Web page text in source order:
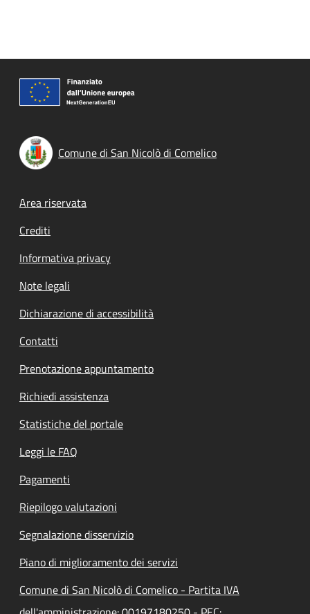
Comune di San Nicolò di Comelico
Footer menu
Area riservata
Crediti
Informativa privacy
Note legali
Dichiarazione di accessibilità
Contatti
Prenotazione appuntamento
Richiedi assistenza
Statistiche del portale
Leggi le FAQ
Pagamenti
Riepilogo valutazioni
Segnalazione disservizio
Piano di miglioramento dei servizi
Comune di San Nicolò di Comelico - Partita IVA